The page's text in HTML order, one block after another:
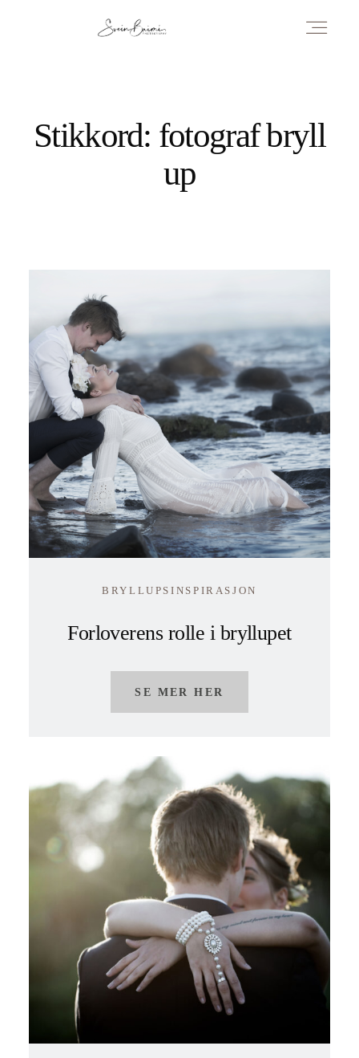
Stikkord: fotograf bryll
up
BRYLLUPSINSPIRASJON
Forloverens rolle i bryllupet
SE MER HER